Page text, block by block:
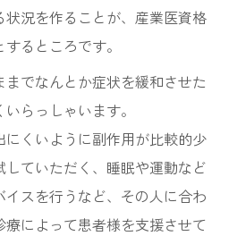
況を作ることが、産業医資格
るところです。
までなんとか症状を緩和させた
らっしゃいます。
くいように副作用が比較的少
ていただく、睡眠や運動など
スを行うなど、その人に合わ
によって患者様を支援させて